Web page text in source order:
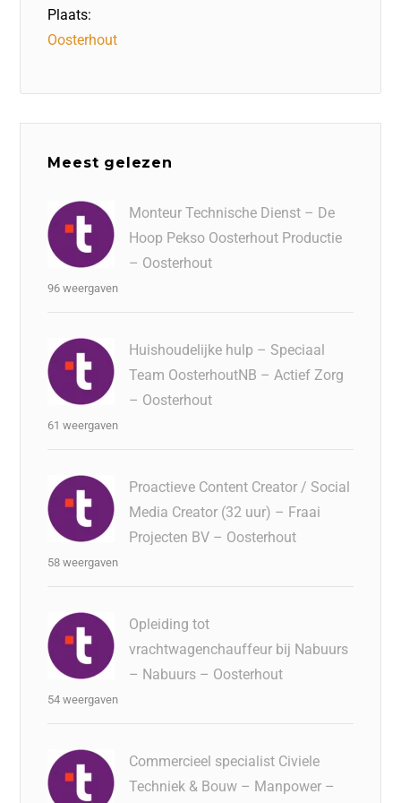
Plaats:
Oosterhout
Meest gelezen
Monteur Technische Dienst – De
Hoop Pekso Oosterhout Productie
– Oosterhout
96 weergaven
Huishoudelijke hulp – Speciaal
Team OosterhoutNB – Actief Zorg
– Oosterhout
61 weergaven
Proactieve Content Creator / Social
Media Creator (32 uur) – Fraai
Projecten BV – Oosterhout
58 weergaven
Opleiding tot
vrachtwagenchauffeur bij Nabuurs
– Nabuurs – Oosterhout
54 weergaven
Commercieel specialist Civiele
Techniek & Bouw – Manpower –